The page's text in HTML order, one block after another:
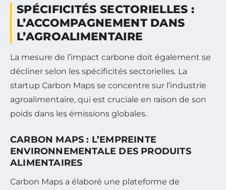
SPÉCIFICITÉS SECTORIELLES :
L’ACCOMPAGNEMENT DANS
L’AGROALIMENTAIRE
La mesure de l’impact carbone doit également se
décliner selon les spécificités sectorielles. La
startup Carbon Maps se concentre sur l’industrie
agroalimentaire, qui est cruciale en raison de son
poids dans les émissions globales.
CARBON MAPS : L’EMPREINTE
ENVIRONNEMENTALE DES PRODUITS
ALIMENTAIRES
Carbon Maps a élaboré une plateforme de